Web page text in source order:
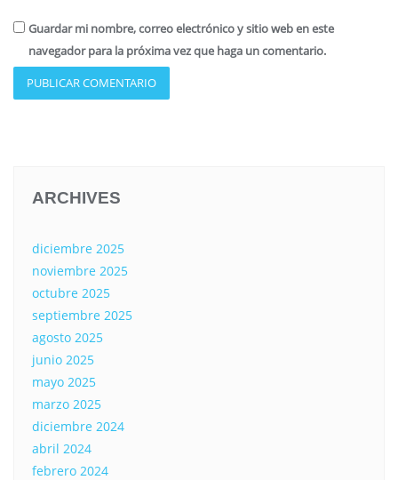
Guardar mi nombre, correo electrónico y sitio web en este
navegador para la próxima vez que haga un comentario.
ARCHIVES
diciembre 2025
noviembre 2025
octubre 2025
septiembre 2025
agosto 2025
junio 2025
mayo 2025
marzo 2025
diciembre 2024
abril 2024
febrero 2024